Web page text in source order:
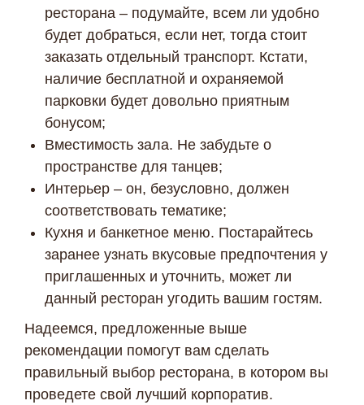
ресторана – подумайте, всем ли удобно
будет добраться, если нет, тогда стоит
заказать отдельный транспорт. Кстати,
наличие бесплатной и охраняемой
парковки будет довольно приятным
бонусом;
Вместимость зала. Не забудьте о
пространстве для танцев;
Интерьер – он, безусловно, должен
соответствовать тематике;
Кухня и банкетное меню. Постарайтесь
заранее узнать вкусовые предпочтения у
приглашенных и уточнить, может ли
данный ресторан угодить вашим гостям.
Надеемся, предложенные выше
рекомендации помогут вам сделать
правильный выбор ресторана, в котором вы
проведете свой лучший корпоратив.